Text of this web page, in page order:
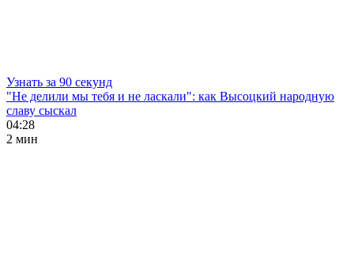
Узнать за 90 секунд
"Не делили мы тебя и не ласкали": как Высоцкий народную
славу сыскал
04:28
2 мин